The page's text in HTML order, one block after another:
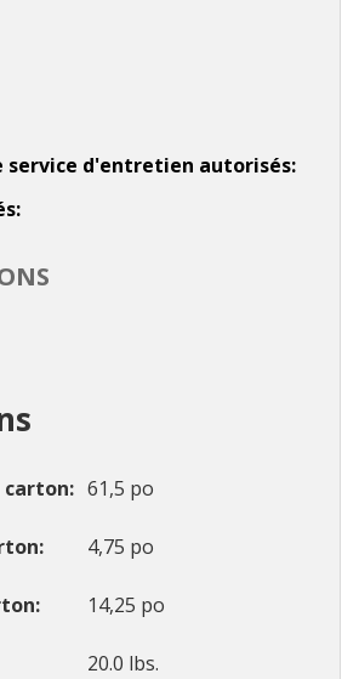
service d'entretien autorisés
carton 61,5 po
4,75 po
14,25 po
20.0 lbs.